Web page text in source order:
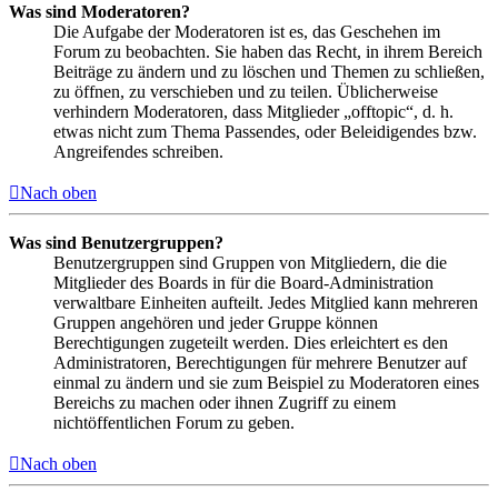
Was sind Moderatoren?
Die Aufgabe der Moderatoren ist es, das Geschehen im
Forum zu beobachten. Sie haben das Recht, in ihrem Bereich
Beiträge zu ändern und zu löschen und Themen zu schließen,
zu öffnen, zu verschieben und zu teilen. Üblicherweise
verhindern Moderatoren, dass Mitglieder „offtopic“, d. h.
etwas nicht zum Thema Passendes, oder Beleidigendes bzw.
Angreifendes schreiben.
Nach oben
Was sind Benutzergruppen?
Benutzergruppen sind Gruppen von Mitgliedern, die die
Mitglieder des Boards in für die Board-Administration
verwaltbare Einheiten aufteilt. Jedes Mitglied kann mehreren
Gruppen angehören und jeder Gruppe können
Berechtigungen zugeteilt werden. Dies erleichtert es den
Administratoren, Berechtigungen für mehrere Benutzer auf
einmal zu ändern und sie zum Beispiel zu Moderatoren eines
Bereichs zu machen oder ihnen Zugriff zu einem
nichtöffentlichen Forum zu geben.
Nach oben